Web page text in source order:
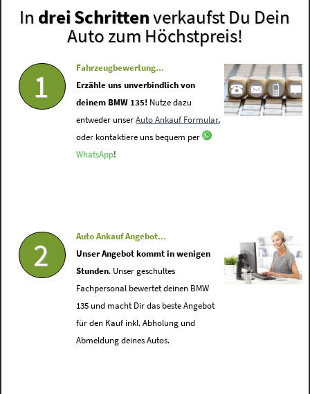
In drei Schrittenverkaufst Du Dein
Auto zum Höchstpreis!
1
Fahrzeugbewertung...
Erzähle uns unverbindlich von
deinem BMW 135! Nutze dazu
entweder unserAuto Ankauf Formular,
oder kontaktiere uns bequem per
WhatsApp!
2
Auto Ankauf Angebot...
Unser Angebot kommt in wenigen
Stunden. Unser geschultes
Fachpersonal bewertet deinen BMW
135 und macht Dir das beste Angebot
für den Kauf inkl. Abholung und
Abmeldung deines Autos.